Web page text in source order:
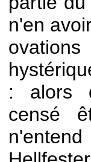
n'en
: alors
censé